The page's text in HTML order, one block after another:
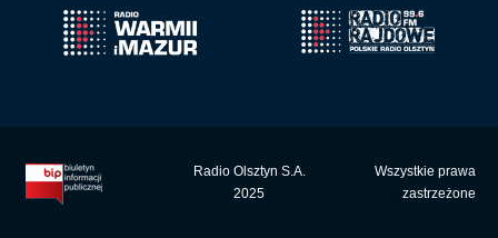
Radio Olsztyn S.A.
2025
Wszystkie prawa
zastrzeżone